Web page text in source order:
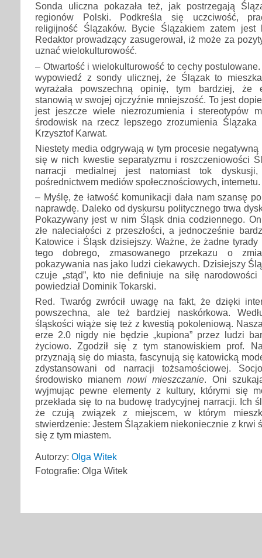
Sonda uliczna pokazała też, jak postrzegają
regionów Polski. Podkreśla się uczciwość,
religijność Ślązaków. Bycie Ślązakiem zatem jest
Redaktor prowadzący zasugerował, iż może za
uznać wielokulturowość.
– Otwartość i wielokulturowość to cechy
wypowiedź z sondy ulicznej, że Ślązak to
wyrażała powszechną opinię, tym bardziej, że
stanowią w swojej ojczyźnie mniejszość. To jest
jest jeszcze wiele niezrozumienia i stereotypów
środowisk na rzecz lepszego zrozumienia Ślązaka
Krzysztof Karwat.
Niestety media odgrywają w tym procesie negatywną
się w nich kwestie separatyzmu i roszczeniowości
narracji medialnej jest natomiast tok
pośrednictwem mediów społecznościowych, internetu.
– Myślę, że łatwość komunikacji dała nam szansę
naprawdę. Daleko od dyskursu politycznego trwa
Pokazywany jest w nim Śląsk dnia codziennego.
złe naleciałości z przeszłości, a jednocześnie
Katowice i Śląsk dzisiejszy. Ważne, że żadne
tego dobrego, zmasowanego przekazu o
pokazywania nas jako ludzi ciekawych. Dzisiejszy
czuje „stąd”, kto nie definiuje na siłę
powiedział Dominik Tokarski.
Red. Twaróg zwrócił uwagę na fakt, że dzięki
powszechna, ale też bardziej naskórkowa.
śląskości wiąże się też z kwestią pokoleniową.
erze 2.0 nigdy nie będzie „kupiona” przez ludzi
życiowo. Zgodził się z tym stanowiskiem prof.
przyznają się do miasta, fascynują się katowicką
zdystansowani od narracji tożsamościowej.
środowisko mianem nowi mieszczanie. Oni
wyjmując pewne elementy z kultury, którymi się
przekłada się to na budowę tradycyjnej narracji. Ich
że czują związek z miejscem, w którym
stwierdzenie: Jestem Ślązakiem niekoniecznie z krwi
się z tym miastem.
Autorzy: Olga Witek
Fotografie: Olga Witek